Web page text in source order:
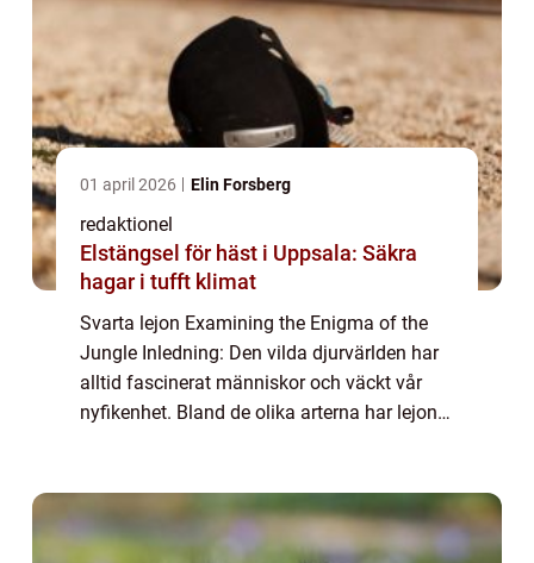
01 april 2026 Elin Forsberg
redaktionel
Elstängsel för häst i Uppsala: Säkra
hagar i tufft klimat
Svarta lejon Examining the Enigma of the
Jungle Inledning: Den vilda djurvärlden har
alltid fascinerat människor och väckt vår
nyfikenhet. Bland de olika arterna har lejonet